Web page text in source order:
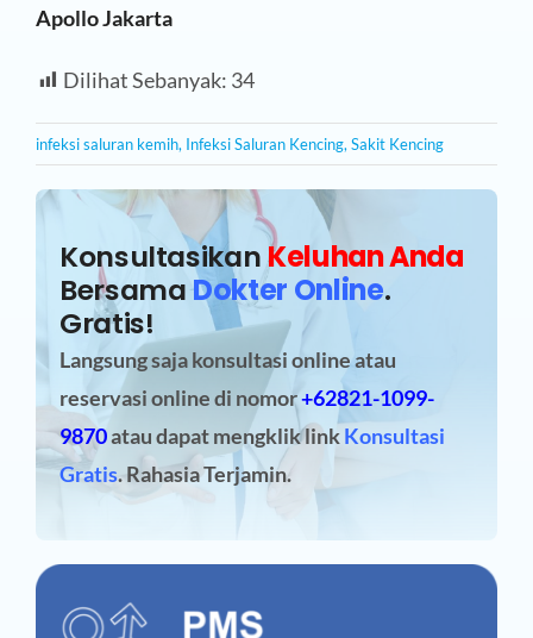
Apollo Jakarta
Dilihat Sebanyak: 34
infeksi saluran kemih, Infeksi Saluran Kencing, Sakit Kencing
KonsultasikanKeluhan Anda
BersamaDokter Online.
Gratis!
Langsung saja konsultasi online atau
reservasi onlinedi nomor+62821-1099-
9870atau dapat mengklik linkKonsultasi
Gratis. Rahasia Terjamin.